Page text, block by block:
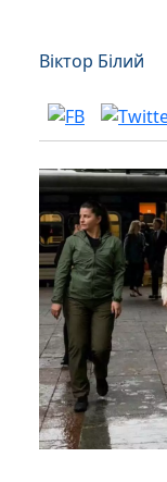
Віктор Білий